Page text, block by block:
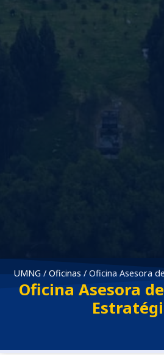
UMNG / Oficinas / Oficina Asesora
Oficina Asesora